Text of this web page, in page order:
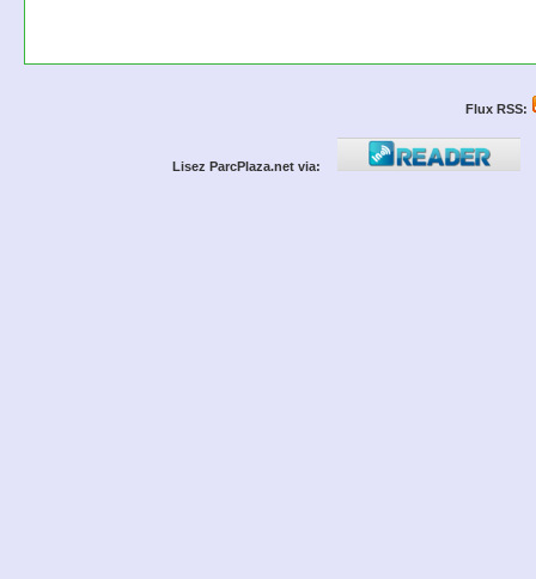
Flux RSS:
Lisez ParcPlaza.net via: